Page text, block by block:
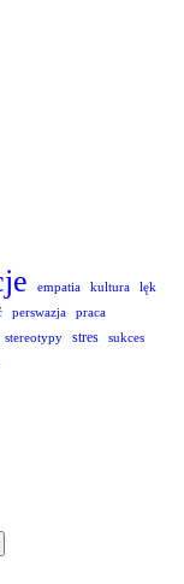
empatia kultura
lęk
perswazja
praca
stereotypy stres sukces